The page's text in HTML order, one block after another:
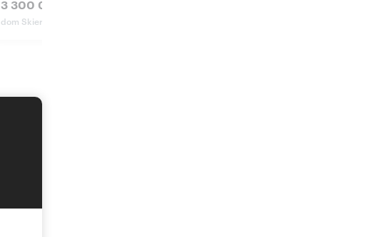
3 300 000 zł
dom Skierniewice, Józefa Piłsudskiego